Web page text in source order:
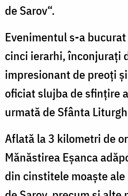
de Sarov“.
Evenimentul s-a
cinci ierarhi, înconjurați
impresionant de preoți
oficiat slujba de sfințire
urmată de Sfânta
Aflată la 3 kilometri de
Mănăstirea Eșanca
din cinstitele moaște